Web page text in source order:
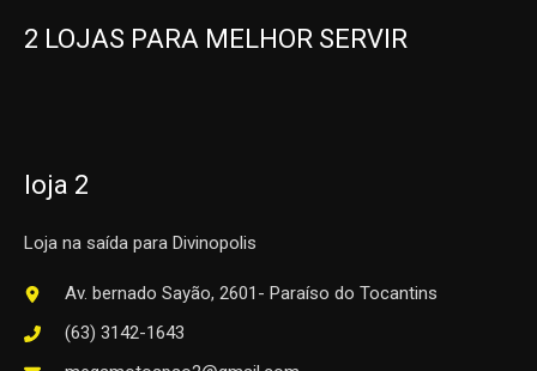
2 LOJAS PARA MELHOR SERVIR
loja 2
Loja na saída para Divinopolis
Av. bernado Sayão, 2601- Paraíso do Tocantins
(63) 3142-1643